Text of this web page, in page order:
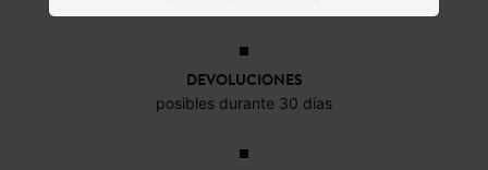
DEVOLUCIONES
posibles durante 30 días